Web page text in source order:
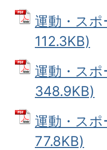
運動・ス
112.3KB)
運動・ス
348.9KB)
運動・ス
77.8KB)